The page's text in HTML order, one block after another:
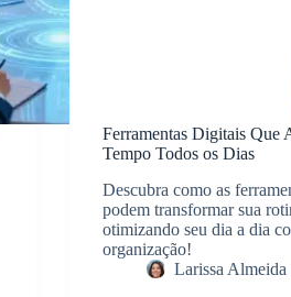
Ferramentas Digitais Que
Tempo Todos os Dias
Descubra como as
podem transformar sua
otimizando seu dia a dia
organização!
Larissa Almeida